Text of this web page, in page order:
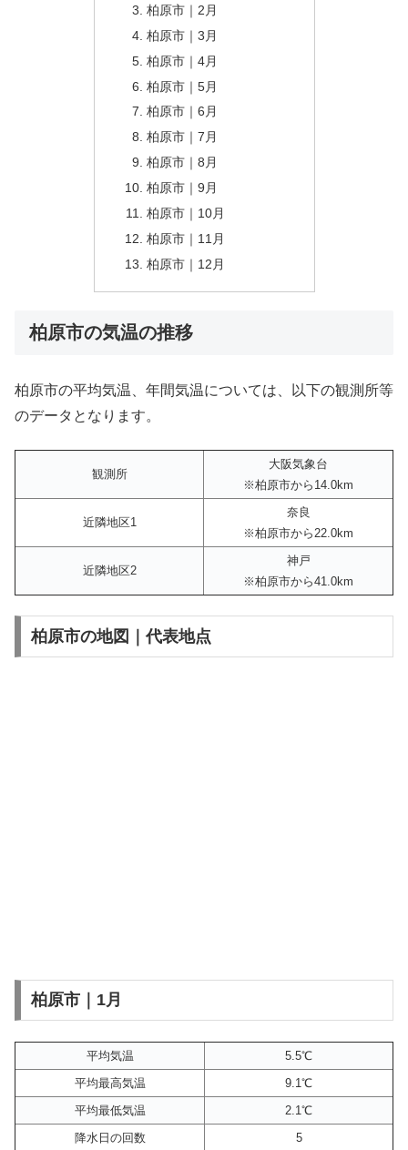
柏原市｜2月
柏原市｜3月
柏原市｜4月
柏原市｜5月
柏原市｜6月
柏原市｜7月
柏原市｜8月
柏原市｜9月
柏原市｜10月
柏原市｜11月
柏原市｜12月
柏原市の気温の推移
柏原市の平均気温、年間気温については、以下の観測所等
のデータとなります。
観測所
大阪気象台
※柏原市から14.0km
近隣地区1
奈良
※柏原市から22.0km
近隣地区2
神戸
※柏原市から41.0km
柏原市の地図｜代表地点
柏原市｜1月
平均気温
5.5℃
平均最高気温
9.1℃
平均最低気温
2.1℃
降水日の回数
5